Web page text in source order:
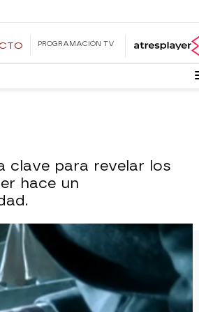
PROGRAMACIÓN TV
clave para revelar los
hace un